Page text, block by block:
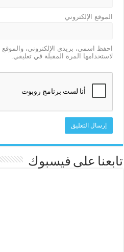
الموقع الإلكتروني
احفظ اسمي، بريدي الإلكتروني،
لاستخدامها المرة المقبلة في تعليقي.
تابعنا على فيسبوك